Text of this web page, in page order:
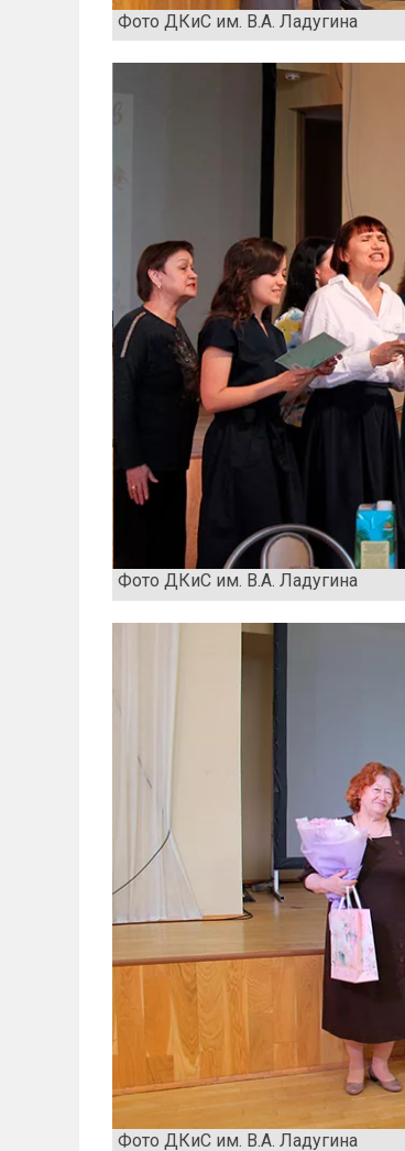
Фото ДКиС им. В.А. Ладугина
Фото ДКиС им. В.А. Ладугина
Фото ДКиС им. В.А. Ладугина